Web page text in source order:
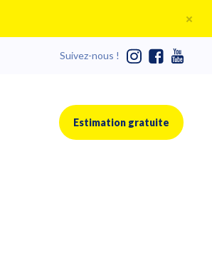
Suivez-nous !
Estimation gratuite